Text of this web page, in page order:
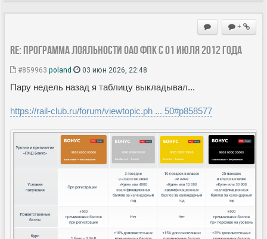
+
Re: Программа лояльности ОАО ФПК с 01 июля 2012 года
#859963 poland 03 июн 2026, 22:48
Пару недель назад я таблицу выкладывал...
https://rail-club.ru/forum/viewtopic.ph ... 50#p858577